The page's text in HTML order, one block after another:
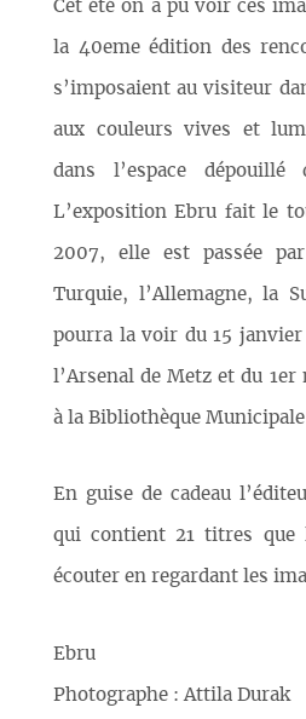
Cet été on a pu voir ces
la 40eme édition des
s’imposaient au visiteur
aux couleurs vives et
dans l’espace dépouillé
L’exposition Ebru fait le
2007, elle est passée
Turquie, l’Allemagne, la
pourra la voir du 15 janvier
l’Arsenal de Metz et du
à la Bibliothèque
En guise de cadeau
qui contient 21 titres que
écouter en regardant les
Ebru
Photographe : Attila Durak